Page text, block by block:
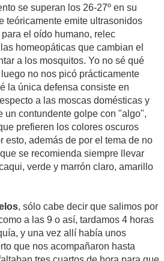
se superan los 26-27º en su
teóricamente emite ultrasonidos
el oído humano, relec
homeopáticas que cambian el
a los mosquitos. Yo no sé qué
no nos picó prácticamente
la única defensa consiste en
a las moscas domésticas y
un contundente golpe con "algo",
prefieren los colores oscuros
esto, además de por el tema de no
se recomienda siempre llevar
verde y marrón claro, amarillo
, sólo cabe decir que salimos por
a las 9 o así, tardamos 4 horas
y una vez allí había unos
que nos acompañaron hasta